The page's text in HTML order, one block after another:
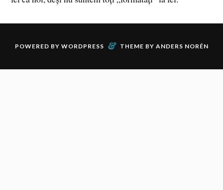
POWERED BY WORDPRESS & THEME BY ANDERS NORÉN